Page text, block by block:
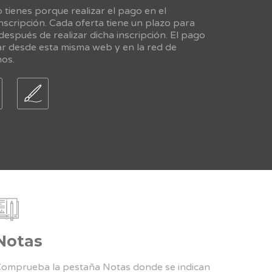
tienes porque realizar el pago en el
Cada oferta tiene un plazo para
de realizar dicha inscripción. El pago
desde esta misma web y en la red de
la pestaña Notas donde se indican